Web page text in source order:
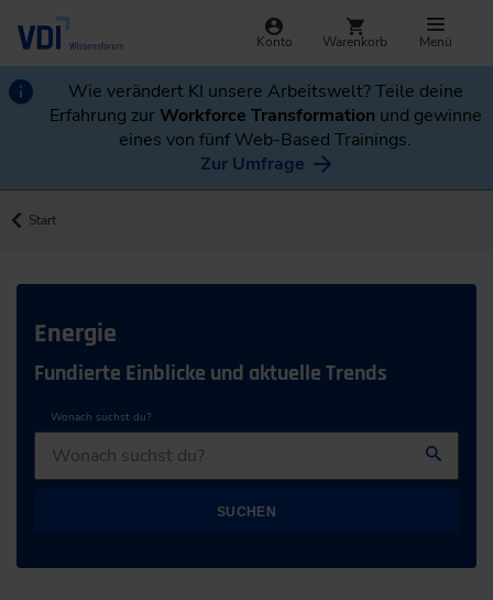
Konto Warenkorb Menü
Wie verändert KI unsere Arbeitswelt? Teile deine
Erfahrung zurWorkforce Transformation und gewinne
eines von fünf Web-Based Trainings.
Zur Umfrage
Start
Energie
Fundierte Einblicke und aktuelle Trends
Wonach suchst du?
SUCHEN